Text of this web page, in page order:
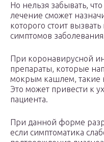
Но нельзя забывать,
лечение сможет
которого стоит
симптомов
При коронавирусной
препараты, которые
мокрым кашлем, такие
Это может привести к
пациента.
При данной форме
если симптоматика